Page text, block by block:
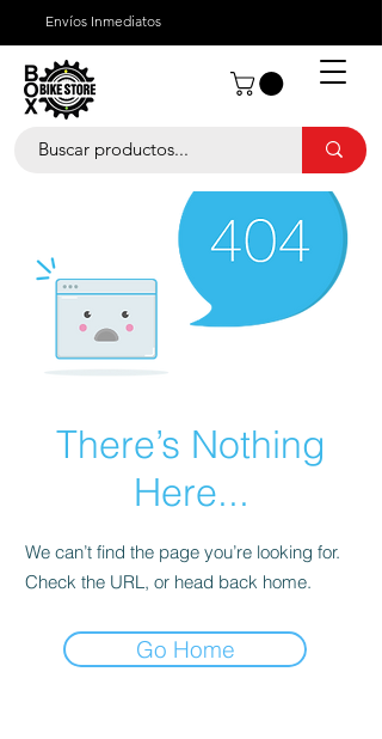
Envíos Inmediatos
There’s Nothing
Here...
We can’t find the page you’re looking for.
Check the URL, or head back home.
Go Home